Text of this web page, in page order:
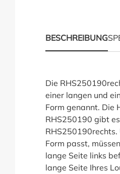
BESCHREIBUNG
Die
einer langen und
Form genannt. Die
RHS250190 gibt
RHS250190rechts.
Form passt,
lange Seite links
lange Seite Ihres